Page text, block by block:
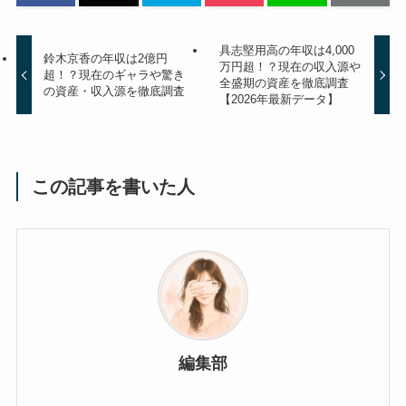
鈴木京香の年収は2億円
超！？現在のギャラや驚き
の資産・収入源を徹底調査
具志堅用高の年収は4,000
万円超！？現在の収入源や
全盛期の資産を徹底調査
【2026年最新データ】
この記事を書いた人
編集部